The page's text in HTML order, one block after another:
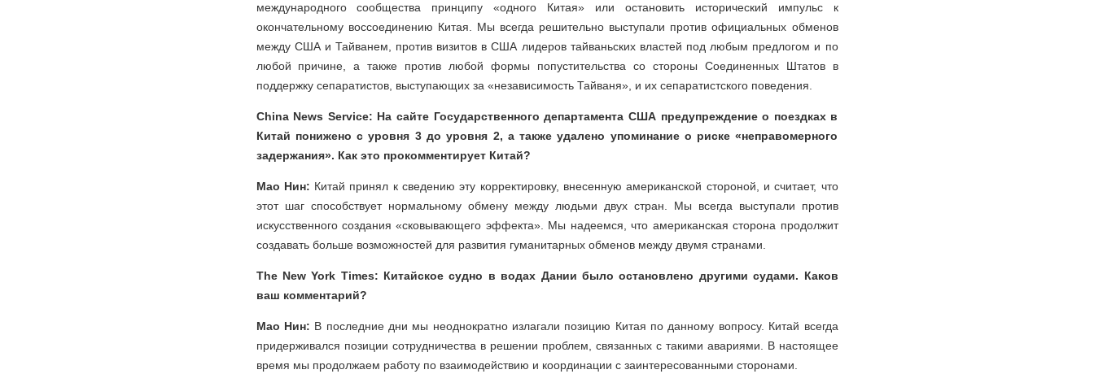
международного сообщества принципу «одного Китая» или остановить исторический импульс к
окончательному воссоединению Китая. Мы всегда решительно выступали против официальных обменов
между США и Тайванем, против визитов в США лидеров тайваньских властей под любым предлогом и по
любой причине, а также против любой формы попустительства со стороны Соединенных Штатов в
поддержку сепаратистов, выступающих за «независимость Тайваня», и их сепаратистского поведения.
China News Service: На сайте Государственного департамента США предупреждение о поездках в
Китай понижено с уровня 3 до уровня 2, а также удалено упоминание о риске «неправомерного
задержания». Как это прокомментирует Китай?
Мао Нин: Китай принял к сведению эту корректировку, внесенную американской стороной, и считает, что
этот шаг способствует нормальному обмену между людьми двух стран. Мы всегда выступали против
искусственного создания «сковывающего эффекта». Мы надеемся, что американская сторона продолжит
создавать больше возможностей для развития гуманитарных обменов между двумя странами.
The New York Times: Китайское судно в водах Дании было остановлено другими судами. Каков
ваш комментарий?
Мао Нин: В последние дни мы неоднократно излагали позицию Китая по данному вопросу. Китай всегда
придерживался позиции сотрудничества в решении проблем, связанных с такими авариями. В настоящее
время мы продолжаем работу по взаимодействию и координации с заинтересованными сторонами.